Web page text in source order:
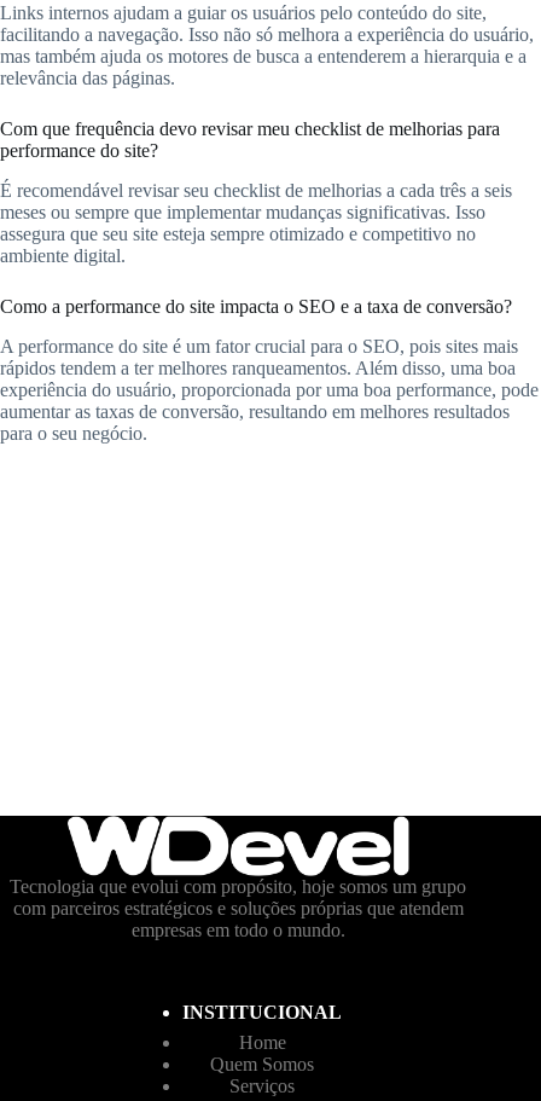
Links internos ajudam a guiar os usuários pelo conteúdo do site,
facilitando a navegação. Isso não só melhora a experiência do usuário,
mas também ajuda os motores de busca a entenderem a hierarquia e a
relevância das páginas.
Com que frequência devo revisar meu checklist de melhorias para
performance do site?
É recomendável revisar seu checklist de melhorias a cada três a seis
meses ou sempre que implementar mudanças significativas. Isso
assegura que seu site esteja sempre otimizado e competitivo no
ambiente digital.
Como a performance do site impacta o SEO e a taxa de conversão?
A performance do site é um fator crucial para o SEO, pois sites mais
rápidos tendem a ter melhores ranqueamentos. Além disso, uma boa
experiência do usuário, proporcionada por uma boa performance, pode
aumentar as taxas de conversão, resultando em melhores resultados
para o seu negócio.
Tecnologia que evolui com propósito, hoje somos um grupo
com parceiros estratégicos e soluções próprias que atendem
empresas em todo o mundo.
INSTITUCIONAL
Home
Quem Somos
Serviços